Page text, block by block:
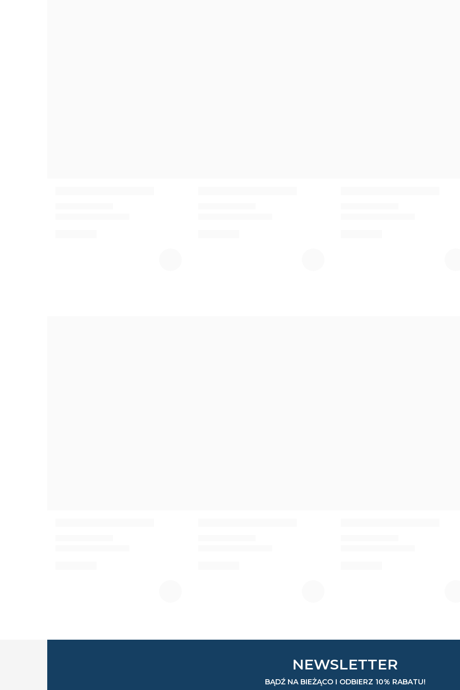
NEWSLETTER
BĄDŹ NA BIEŻĄCO I ODBIERZ 10% RABATU!